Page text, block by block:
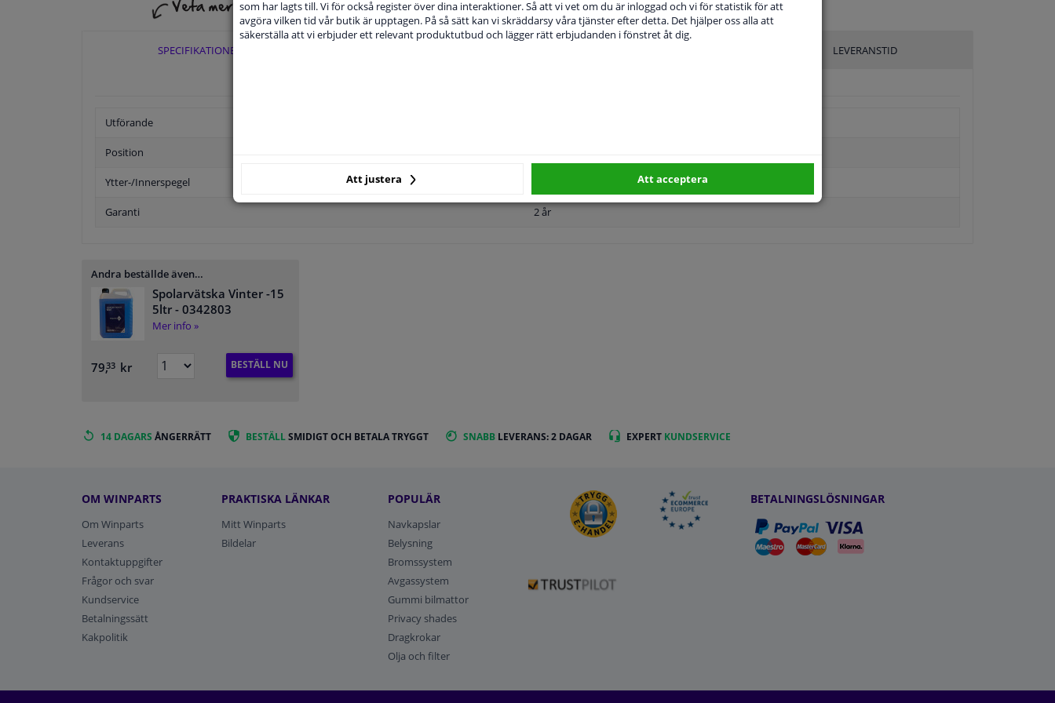
SPECIFIKATIONER LEVERANSTID
Utförande
Position
Ytter-/Innerspegel
Garanti 2 år
Andra beställde även…
Spolarvätska Vinter -15
5ltr - 0342803
Mer info »
79,33 kr BESTÄLL NU
14 DAGARS ÅNGERRÄTT BESTÄLLSMIDIGT OCH BETALA TRYGGT SNABB LEVERANS: 2 DAGAR EXPERT KUNDSERVICE
OM WINPARTS
Om Winparts
Leverans
Kontaktuppgifter
Frågor och svar
Kundservice
Betalningssätt
Kakpolitik
PRAKTISKA LÄNKAR
Mitt Winparts
Bildelar
POPULÄR
Navkapslar
Belysning
Bromssystem
Avgassystem
Gummi bilmattor
Privacy shades
Dragkrokar
Olja och filter
BETALNINGSLÖSNINGAR
som har lagts till. Vi för också register över dina interaktioner. Så att vi vet om du är inloggad och vi för statistik för att
avgöra vilken tid vår butik är upptagen. På så sätt kan vi skräddarsy våra tjänster efter detta. Det hjälper oss alla att
säkerställa att vi erbjuder ett relevant produktutbud och lägger rätt erbjudanden i fönstret åt dig.
Att justera Att acceptera